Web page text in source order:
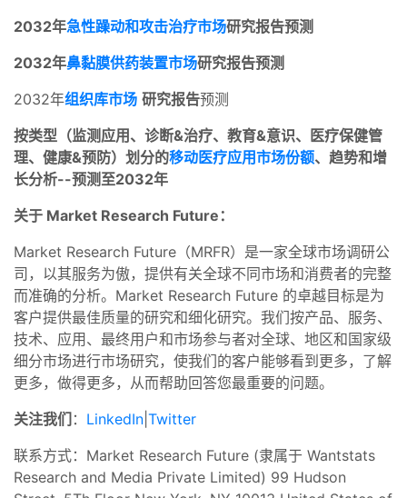
2032年急性躁动和攻击治疗市场研究报告预测
2032年鼻黏膜供药装置市场研究报告预测
2032年组织库市场 研究报告预测
按类型（监测应用、诊断&治疗、教育&意识、医疗保健管
理、健康&预防）划分的移动医疗应用市场份额、趋势和增
长分析--预测至2032年
关于 Market Research Future：
Market Research Future（MRFR）是一家全球市场调研公
司，以其服务为傲，提供有关全球不同市场和消费者的完整
而准确的分析。Market Research Future 的卓越目标是为
客户提供最佳质量的研究和细化研究。我们按产品、服务、
技术、应用、最终用户和市场参与者对全球、地区和国家级
细分市场进行市场研究，使我们的客户能够看到更多，了解
更多，做得更多，从而帮助回答您最重要的问题。
关注我们 ： LinkedIn Twitter
联系方式：Market Research Future (隶属于 Wantstats
Research and Media Private Limited) 99 Hudson